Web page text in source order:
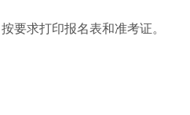
要求打印报名表和准考证。